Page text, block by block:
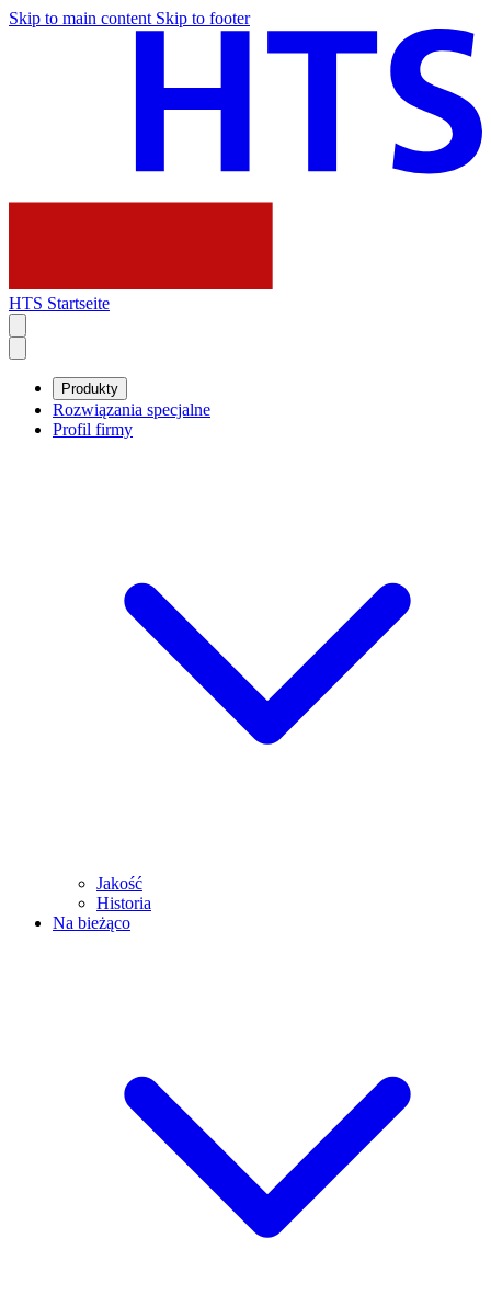
Skip to main content Skip to footer
HTS Startseite
Produkty
Rozwiązania specjalne
Profil firmy
Jakość
Historia
Na bieżąco